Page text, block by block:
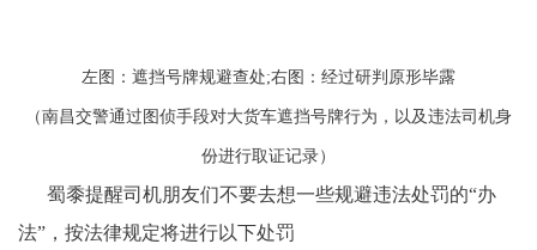
左图：遮挡号牌规避查处;右图：经过研判原形毕露
（南昌交警通过图侦手段对大货车遮挡号牌行为，以及违法司机身
份进行取证记录）
蜀黍提醒司机朋友们不要去想一些规避违法处罚的“办
法”，按法律规定将进行以下处罚